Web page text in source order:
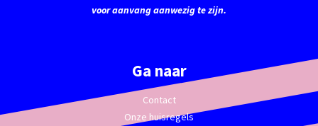
voor aanvang aanwezig te zijn.
Ga naar
Contact
Onze huisregels